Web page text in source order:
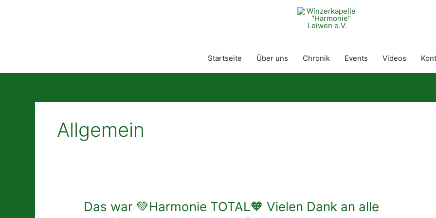
Startseite Über uns Chronik Events Videos
Allgemein
Das war 💚Harmonie TOTAL🧡 Vielen Dank an alle
Das